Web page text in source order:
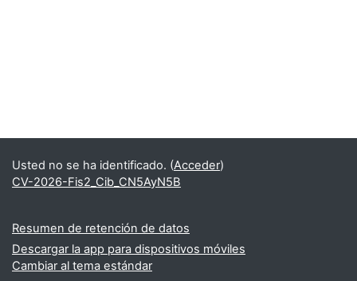
Usted no se ha identificado. (Acceder)
CV-2026-Fis2_Cib_CN5AyN5B
Resumen de retención de datos
Descargar la app para dispositivos móviles
Cambiar al tema estándar